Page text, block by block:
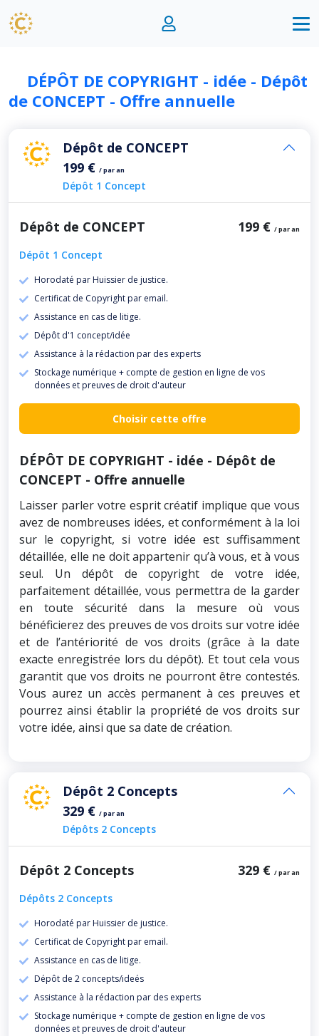
DÉPÔT DE COPYRIGHT - idée - Dépôt
de CONCEPT - Offre annuelle
Dépôt de CONCEPT
199 € / par an
Dépôt 1 Concept
Dépôt de CONCEPT 199 € / par an
Dépôt 1 Concept
Horodaté par Huissier de justice.
Certificat de Copyright par email.
Assistance en cas de litige.
Dépôt d'1 concept/idée
Assistance à la rédaction par des experts
Stockage numérique + compte de gestion en ligne de vos
données et preuves de droit d'auteur
Choisir cette offre
DÉPÔT DE COPYRIGHT - idée - Dépôt de
CONCEPT - Offre annuelle
Laisser parler votre esprit créatif implique que vous
avez de nombreuses idées, et conformément à la loi
sur le copyright, si votre idée est suffisamment
détaillée, elle ne doit appartenir qu’à vous, et à vous
seul. Un dépôt de copyright de votre idée,
parfaitement détaillée, vous permettra de la garder
en toute sécurité dans la mesure où vous
bénéficierez des preuves de vos droits sur votre idée
et de l’antériorité de vos droits (grâce à la date
exacte enregistrée lors du dépôt). Et tout cela vous
garantit que vos droits ne pourront être contestés.
Vous aurez un accès permanent à ces preuves et
pourrez ainsi établir la propriété de vos droits sur
votre idée, ainsi que sa date de création.
Dépôt 2 Concepts
329 € / par an
Dépôts 2 Concepts
Dépôt 2 Concepts 329 € / par an
Dépôts 2 Concepts
Horodaté par Huissier de justice.
Certificat de Copyright par email.
Assistance en cas de litige.
Dépôt de 2 concepts/ideés
Assistance à la rédaction par des experts
Stockage numérique + compte de gestion en ligne de vos
données et preuves de droit d'auteur